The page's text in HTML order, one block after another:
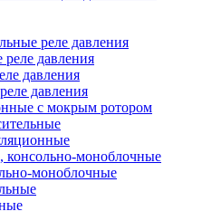
реле давления
давления
давления
давления
с мокрым ротором
консольно-моноблочные
моноблочные